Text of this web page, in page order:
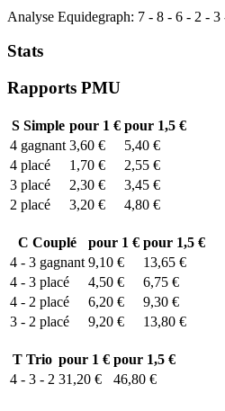
Analyse Equidegraph: 7 - 8 - 6 - 2 - 3
Stats
Rapports PMU
SSimple pour 1 € pour 1,5 €
4 gagnant 3,60 €
5,40 €
4 placé 1,70 €
2,55 €
3 placé 2,30 €
3,45 €
2 placé 3,20 € 4,80 €
C Couplé pour 1 € pour 1,5 €
4 - 3 gagnant 9,10 €
13,65 €
4 - 3 placé 4,50 €
6,75 €
4 - 2 placé 6,20 €
9,30 €
3 - 2 placé 9,20 € 13,80 €
T Trio pour 1 € pour 1,5 €
4 - 3 - 2 31,20 € 46,80 €